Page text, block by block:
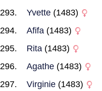
Yvette (1483)
Afifa (1483)
Rita (1483)
Agathe (1483)
Virginie (1483)